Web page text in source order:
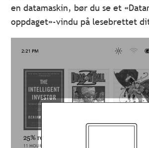
en datamaskin, bør du se et
oppdaget»-vindu på lesebrettet